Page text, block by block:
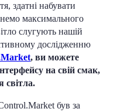
здатні набувати
максимального
слугують нашій
дослідженню
, ви можете
на свій смак,
світла.
був за